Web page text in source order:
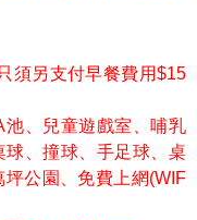
須另支付早餐費用$15
、兒童遊戲室、哺乳
、撞球、手足球、桌
坪公園、免費上網(WIF